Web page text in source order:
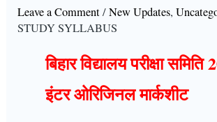
Leave a Comment/New Updates,
STUDY SYLLABUS
बिहार विद्यालय परीक्षा
इंटर ओरिजिनल मार्कशीट